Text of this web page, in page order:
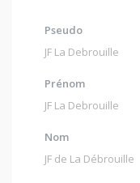
Pseudo
JF La Debrouille
Prénom
JF La Debrouille
Nom
JF de La Débrouille